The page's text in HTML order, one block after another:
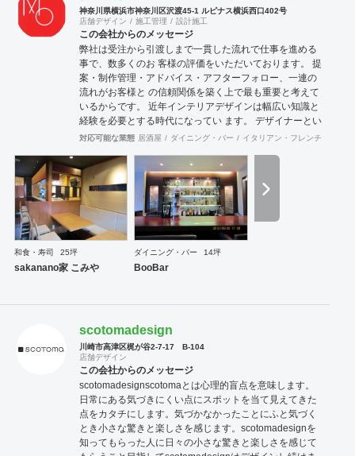
神奈川県横浜市神奈川区沢渡45-1 ルピナス横浜西口402号
店舗デザイン
施工管理 設計施工
この会社からのメッセージ
弊社は受注から引渡しまで一貫した流れで仕事を進める
事で、数多くのお 客様の評価をいただいております。 提
案・制作管理・アドバイス・アフターフォロー、一連の
流れがお客様と の信頼関係を築く上で最も重要と考えて
いるからです。 近年インテリアデザインは幅広い知識と
経験を必要とする時代になってい ます。 デザイナーとい
えども、コスト意識・建築・設備・法規、多方面の経験
ていきます。 弊社は経験豊富なデザイナー、建築士が、
数多くの実績をもとに「よい仕 事」を提供できるように
努力しております。
対応可能な業態 居酒屋 ダイニング・バー イタリアン・フレンチ
和食・寿司 25坪
sakanano家 こみや
ダイニング・バー 14坪
BooBar
scotomadesign
川崎市高津区梶が谷2-7-17 B-104
店舗デザイン
この会社からのメッセージ
scotomadesign ​ ​scotomaとは心理的盲点を意味します。 ​ ​
日常にある気づきにくい点にスポットを当て ​ ​見えてきた
点をカタチにします。 ​ ​気づかなかったことにふと気づく
とき ​ 小さな驚きと楽しさを感じます。 ​ scotomadesignを
知ってもらった人に ​ ​日々の小さな驚きと楽しさを感じて